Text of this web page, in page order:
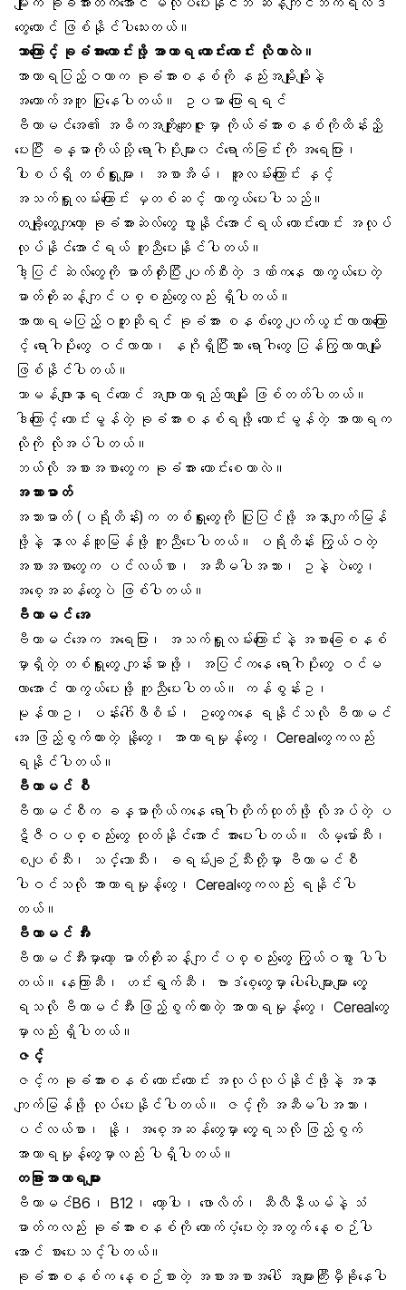
တွေတောင် ဖြစ်နိုင်ပါသေးတယ်။
ဘာကြောင့် ခုခံအားကောင်းဖို့ အာဟာရ ကောင်းကောင်း လိုတာလဲ။
အာဟာရပြည့်ဝတာက ခုခံအားစနစ်ကို နည်းအမျိုးမျိုးနဲ့
အထောက်အကူ ပြုနေပါတယ်။ ဥပမာ ပြောရရင်
ဗီတာမင်အေ၏ အဓိကအကျိုးကျေးဇူးမှာ ကိုယ်ခံအားစနစ်ကိုထိန်းညှိ
ပေးပြီး
ခန္ဓာကိုယ်သို့ ရောဂါပိုးများ၀င်ရောက်ခြင်းကို အရေပြား၊
ပါးစပ်ရှိ တစ်ရှူးများ၊ အစာအိမ်၊ အူလမ်းကြောင်း နှင့်
အသက်ရှူလမ်းကြောင်း မှတစ်ဆင့် ကာကွယ်ပေးပါသည်။
တချို့တွေကျတော့ ခုခံအားဆဲလ်တွေ ပွားနိုင်အောင်ရယ် ကောင်းကောင်း အလုပ်
လုပ်နိုင်အောင်ရယ် ကူညီပေးနိုင်ပါတယ်။
ဒါ့ပြင် ဆဲလ်တွေကို ဓာတ်တိုးပြီး ပျက်စီးတဲ့ ဒဏ်ကနေ ကာကွယ်ပေးတဲ့
ဓာတ်တိုးဆန့်ကျင်ပစ္စည်းတွေလည်း ရှိပါတယ်။
အာဟာရမပြည့်ဝဘူးဆိုရင် ခုခံအား စနစ်တွေ ပျက်ယွင်းလာတာကြော
င့် ရောဂါပိုးတွေ ဝင်လာတာ၊ နဂိုရှိပြီးသား ရောဂါတွေ ပြန်ကြွလာတာမျိုး
ဖြစ်နိုင်ပါတယ်။
သာမန်ဖျားနာရင်တောင် အဖျားတာရှည်တာမျိုး ဖြစ်တတ်ပါတယ်။
ဒါကြောင့် ကောင်းမွန်တဲ့ ခုခံအားစနစ်ရဖို့ ကောင်းမွန်တဲ့ အာဟာရက
လိုကို လိုအပ်ပါတယ်။
ဘယ်လို အစားအစာတွေက ခုခံအား ကောင်းစေတာလဲ။
အသားဓာတ်
အသားဓာတ် (ပရိုတိန်း)က တစ်ရှူးတွေကို ပြုပြင်ဖို့ အနာကျက်မြန်
ဖို့နဲ့ နာလန်ထူမြန်ဖို့ ကူညီပေးပါတယ်။ ပရိုတိန်း ကြွယ်ဝတဲ့
အစားအစာတွေက ပင်လယ်စာ၊ အဆီမပါအသား၊ ဥနဲ့ ပဲတွေ၊
အစေ့အဆန်တွေပဲ ဖြစ်ပါတယ်။
ဗီတာမင် အေ
ဗီတာမင်အေက အရေပြား၊ အသက်ရှူလမ်းကြောင်းနဲ့ အစာခြေစနစ်
မှာရှိတဲ့ တစ်ရှူးတွေ ကျန်းမာဖို့၊ အပြင်ကနေ ရောဂါပိုးတွေ ဝင်မ
လာအောင် ကာကွယ်ပေးဖို့ ကူညီပေးပါတယ်။ ကန်စွန်းဥ၊
မုန်လာဥ၊ ပန်းဂေါ်ဖီစိမ်း၊ ဥတွေကနေ ရနိုင်သလို ဗီတာမင်
အေ ဖြည့်စွက်ထားတဲ့ နို့တွေ၊ အာဟာရမှုန့်တွေ၊ Cerealတွေကလည်း
ရနိုင်ပါတယ်။
ဗီတာမင် စီ
ဗီတာမင်စီက ခန္ဓာကိုယ်ကနေ ရောဂါတိုက်ထုတ်ဖို့ လိုအပ်တဲ့ ပ
ဋိဇီဝပစ္စည်းတွေ ထုတ်နိုင်အောင် အားပေးပါတယ်။ လိမ္မော်သီး၊
စပျစ်သီး၊ သင်္ဘောသီး၊ ခရမ်းချဉ်သီးတို့မှာ ဗီတာမင်စီ
ပါဝင်သလို အာဟာရမှုန့်တွေ၊ Cerealတွေကလည်း ရနိုင်ပါ
တယ်။
ဗီတာမင် အီး
ဗီတာမင်အီးမှာတော့ ဓာတ်တိုးဆန့်ကျင်ပစ္စည်းတွေ ကြွယ်ဝစွာ ပါပါ
တယ်။ နေကြာဆီ၊ ဟင်းရွက်ဆီ၊ ဗာဒံစေ့တွေမှာ ပေါပေါများများ တွေ့
ရသလို ဗီတာမင်အီး ဖြည့်စွက်ထားတဲ့ အာဟာရမှုန့်တွေ၊ Cerealတွေ
မှာလည်း ရှိပါတယ်။
ဇင့်
ဇင့်က ခုခံအားစနစ် ကောင်းကောင်း အလုပ်လုပ်နိုင်ဖို့နဲ့ အနာ
ကျက်မြန်ဖို့ လုပ်ပေးနိုင်ပါတယ်။ ဇင့်ကို အဆီမပါအသား၊
ပင်လယ်စာ၊ နို့၊ အစေ့အဆန်တွေမှာ တွေ့ရသလို ဖြည့်စွက်
အာဟာရမှုန့်တွေမှာလည်း ပါရှိပါတယ်။
တခြားအာဟာရများ
ဗီတာမင်B6၊ B12၊ ကော့ပါး၊ ဖောလိတ်၊ ဆီလီနီယမ်နဲ့ သံ
ဓာတ်ကလည်း ခုခံအားစနစ်ကို ထောက်ပံ့ပေးတဲ့အတွက် နေ့စဉ်ပါ
အောင် စားပေးသင့်ပါတယ်။
ခုခံအားစနစ်က နေ့စဉ်စားတဲ့ အစားအစာအပေါ် အများကြီးမှီခိုနေပါ